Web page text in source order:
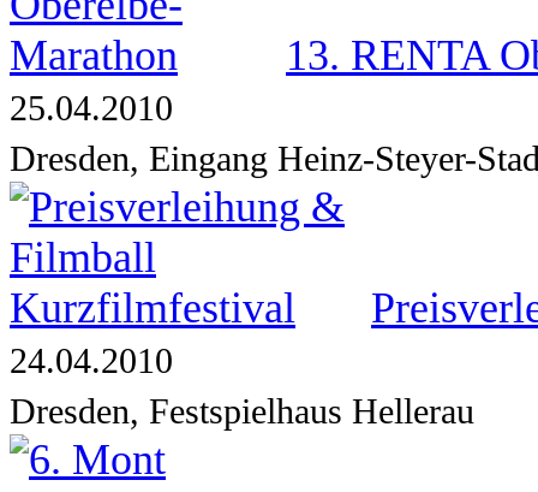
13. RENTA
25.04.2010
Dresden, Eingang Heinz-Steyer-
24.04.2010
Dresden, Festspielhaus Hellerau